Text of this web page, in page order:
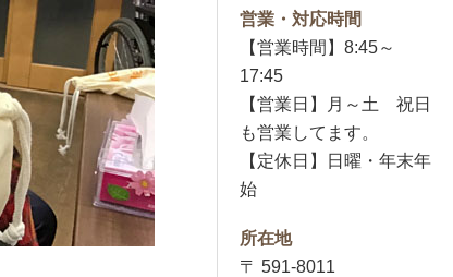
営業・対応時間
【営業時間】8:45～
17:45
【営業日】月～土 祝日
も営業してます。
【定休日】日曜・年末年
始
所在地
〒 591-8011